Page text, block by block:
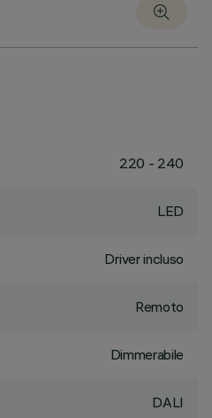
220 - 240
LED
Driver incluso
Remoto
Dimmerabile
DALI